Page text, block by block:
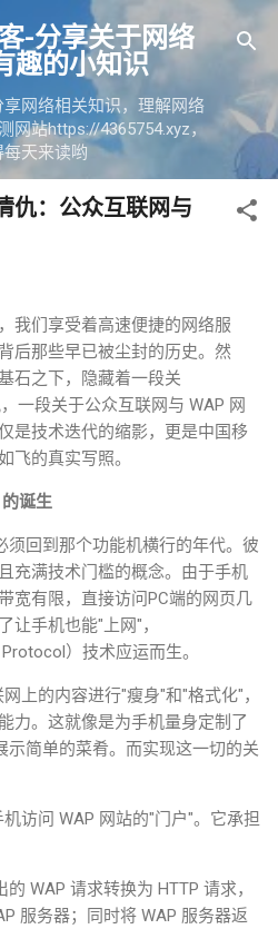
主要内容
-分享关于网络
趣的小知识
网络相关知识，理解网络
网站https://4365754.xyz，
每天来读哟
仇：公众互联网与
我们享受着高速便捷的网络服
后那些早已被尘封的历史。然
石之下，隐藏着一段关
一段关于公众互联网与 WAP 网
是技术迭代的缩影，更是中国移
飞的真实写照。
的诞生
须回到那个功能机横行的年代。彼
充满技术门槛的概念。由于手机
宽有限，直接访问PC端的网页几
让手机也能" 上网"，
）技术应运而生。
上的内容进行"瘦身"和"格式化"，
力。这就像是为手机量身定制了
示简单的菜肴。而实现这一切的关
访问 WAP 网站的"门户"。它承担
的 WAP 请求转换为 HTTP 请求，
服务器；同时将 WAP 服务器返